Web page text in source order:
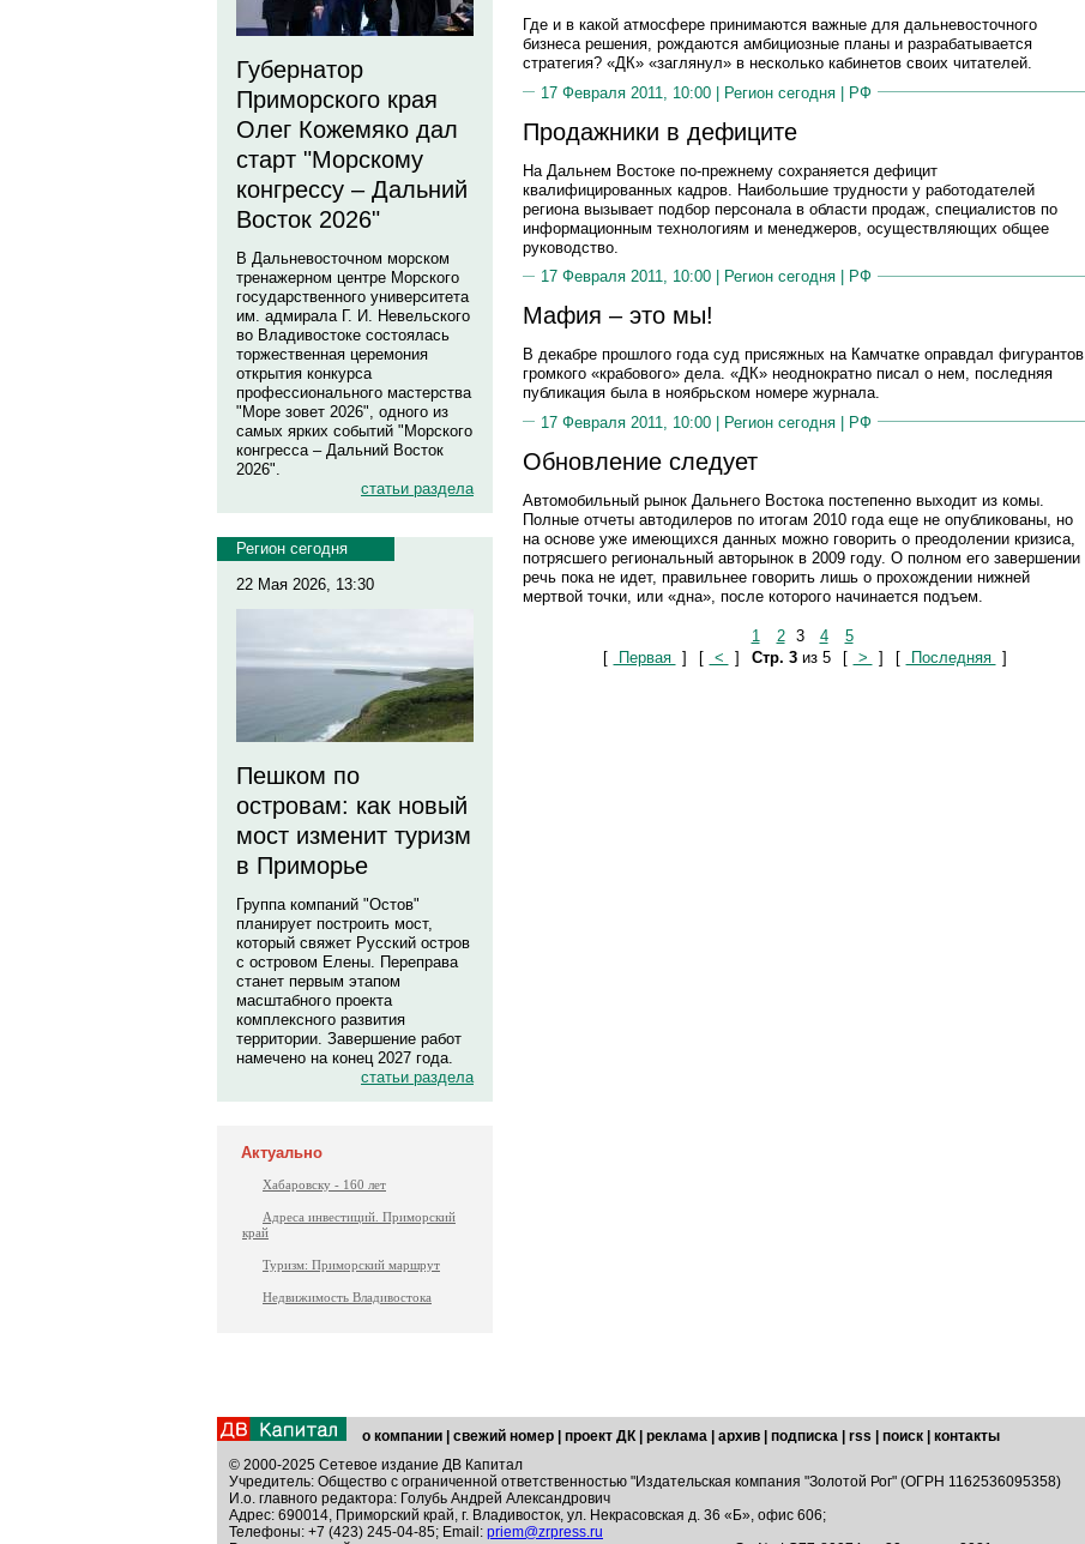
Губернатор
Приморского края
Олег Кожемяко дал
старт "Морскому
конгрессу – Дальний
Восток 2026"
В Дальневосточном морском
тренажерном центре Морского
государственного университета
им. адмирала Г. И. Невельского
во Владивостоке состоялась
торжественная церемония
открытия конкурса
профессионального мастерства
"Море зовет 2026", одного из
самых ярких событий "Морского
конгресса – Дальний Восток
2026".
статьи раздела
Регион сегодня
22 Мая 2026, 13:30
Пешком по
островам: как новый
мост изменит туризм
в Приморье
Группа компаний "Остов"
планирует построить мост,
который свяжет Русский остров
с островом Елены. Переправа
станет первым этапом
масштабного проекта
комплексного развития
территории. Завершение работ
намечено на конец 2027 года.
статьи раздела
Актуально
Хабаровску - 160 лет
Адреса инвестиций. Приморский
край
Туризм: Приморский маршрут
Недвижимость Владивостока
Где и в какой атмосфере принимаются важные для дальневосточного
бизнеса решения, рождаются амбициозные планы и разрабатывается
стратегия? «ДК» «заглянул» в несколько кабинетов своих читателей.
17 Февраля 2011, 10:00 | Регион сегодня | РФ
Продажники в дефиците
На Дальнем Востоке по-прежнему сохраняется дефицит
квалифицированных кадров. Наибольшие трудности у работодателей
региона вызывает подбор персонала в области продаж, специалистов по
информационным технологиям и менеджеров, осуществляющих общее
руководство.
17 Февраля 2011, 10:00 |
Регион сегодня РФ
Мафия – это мы!
В декабре прошлого года суд присяжных на Камчатке оправдал фигурантов
громкого «крабового» дела. «ДК» неоднократно писал о нем, последняя
публикация была в ноябрьском номере журнала.
17 Февраля 2011, 10:00 | Регион сегодня | РФ
Обновление следует
Автомобильный рынок Дальнего Востока постепенно выходит из комы.
Полные отчеты автодилеров по итогам 2010 года еще не опубликованы, но
на основе уже имеющихся данных можно говорить о преодолении кризиса,
потрясшего региональный авторынок в 2009 году. О полном его завершении
речь пока не идет, правильнее говорить лишь о прохождении нижней
мертвой точки, или «дна», после которого начинается подъем.
1 2 3 4
5
[
Первая ] [ < ] Стр. 3из 5 [ > ] [ Последняя ]
о компании свежий номер проект ДК реклама архив подписка rss поиск
контакты
© 2000-2025 Сетевое издание ДВ Капитал
Учредитель: Общество с ограниченной ответственностью "Издательская компания "Золотой Рог" (ОГРН 1162536095358)
И.о. главного редактора: Голубь Андрей Александрович
Адрес: 690014, Приморский край, г. Владивосток, ул. Некрасовская д. 36 «Б», офис 606;
Телефоны: +7 (423) 245-04-85; Email: priem@zrpress.ru